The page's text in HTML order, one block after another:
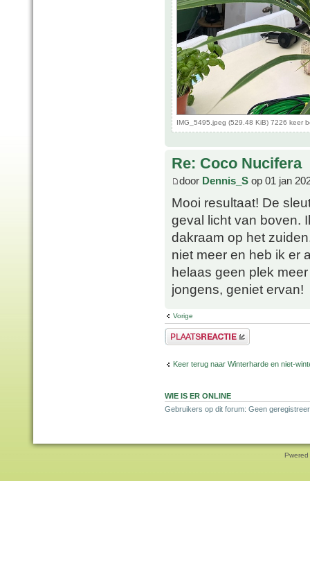
IMG_5495.jpeg (529.48 KiB) 7226 keer
Re: Coco Nucifera
door Dennis_S op 01 jan
Mooi resultaat! De
geval licht van boven.
dakraam op het
niet meer en heb ik er
helaas geen plek
jongens, geniet ervan!
Vorige
Plaats een reactie
Keer terug naar Winterharde en niet-
WIE IS ER ONLINE
Gebruikers op dit forum: Geen